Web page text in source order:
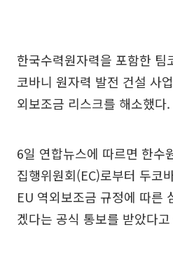
한국수력원자력을 포함한 팀
코바니 원자력 발전 건설 사
외보조금 리스크를 해소했다.
6일 연합뉴스에 따르면 한수
집행위원회(EC)로부터 두코
EU 역외보조금 규정에 따른
겠다는 공식 통보를 받았다